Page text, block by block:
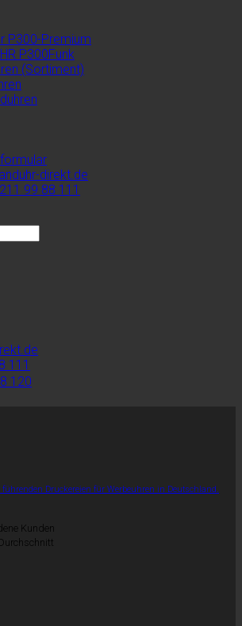
P300-Premium
P300Funk
(Sortiment)
direkt.de
99 88 111
111
120
Druckereien für Werbeuhren in Deutschland.
Kunden